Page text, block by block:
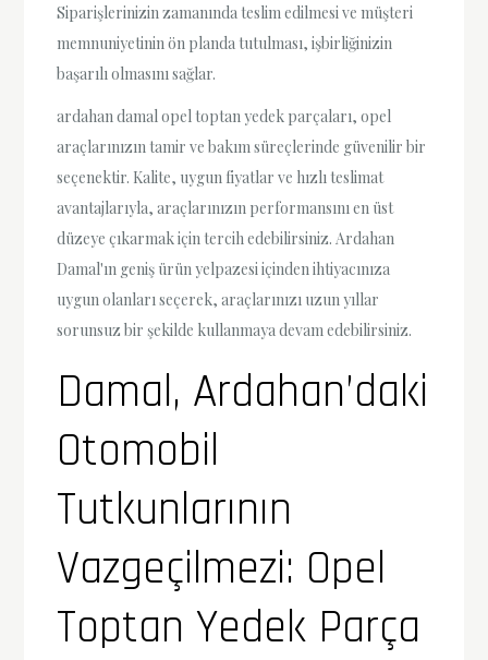
Siparişlerinizin zamanında teslim edilmesi ve müşteri
memnuniyetinin ön planda tutulması, işbirliğinizin
başarılı olmasını sağlar.
ardahan damal opel toptan yedek parçaları, opel
araçlarınızın tamir ve bakım süreçlerinde güvenilir bir
seçenektir. Kalite, uygun fiyatlar ve hızlı teslimat
avantajlarıyla, araçlarınızın performansını en üst
düzeye çıkarmak için tercih edebilirsiniz. Ardahan
Damal'ın geniş ürün yelpazesi içinden ihtiyacınıza
uygun olanları seçerek, araçlarınızı uzun yıllar
sorunsuz bir şekilde kullanmaya devam edebilirsiniz.
Damal, Ardahan’daki
Otomobil
Tutkunlarının
Vazgeçilmezi: Opel
Toptan Yedek Parça